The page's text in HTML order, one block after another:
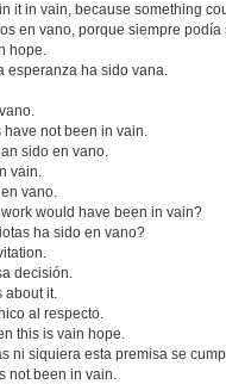
it in vain, because something
en vano, porque siempre
hope.
esperanza ha sido vana.
not been in vain.
sido en vano.
vain.
vano.
would have been in vain?
ha sido en vano?
decisión.
about it.
al respecto.
this is vain hope.
ni siquiera esta premisa se
not been in vain.